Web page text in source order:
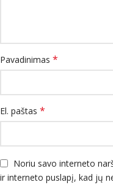
Pavadinimas *
El. paštas *
Noriu savo interneto
ir interneto puslapį, kad jų